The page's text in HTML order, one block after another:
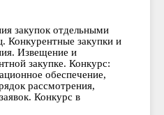
закупок отдельными
Конкурентные закупки и
Извещение и
закупке. Конкурс:
обеспечение,
рассмотрения,
Конкурс в